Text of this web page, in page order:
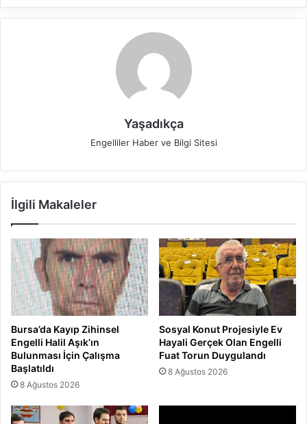
Yaşadıkça
Engelliler Haber ve Bilgi Sitesi
İlgili Makaleler
Bursa’da Kayıp Zihinsel
Engelli Halil Aşık’ın
Bulunması İçin Çalışma
Başlatıldı
8 Ağustos 2026
Sosyal Konut Projesiyle Ev
Hayali Gerçek Olan Engelli
Fuat Torun Duygulandı
8 Ağustos 2026